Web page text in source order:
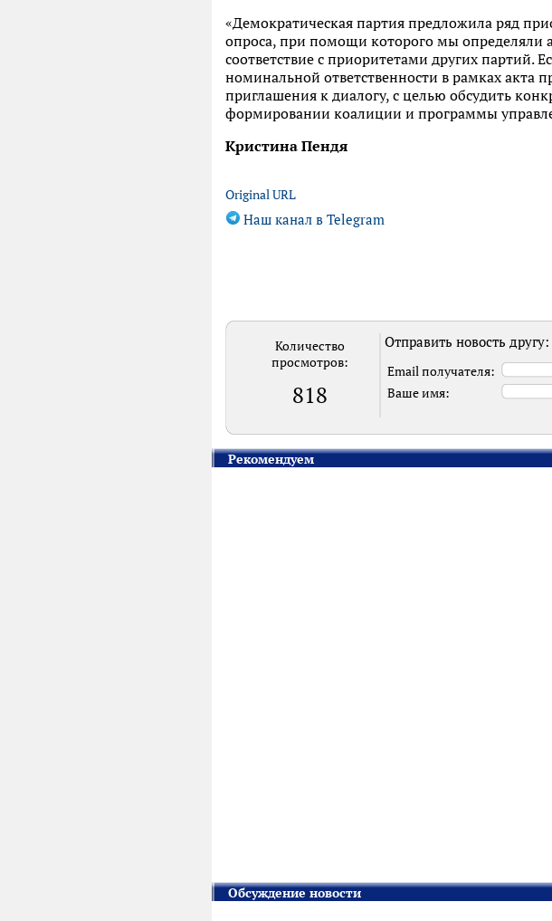
«Демократическая партия предложила ряд
опроса, при помощи которого мы определяли
соответствие с приоритетами других
номинальной ответственности в рамках
приглашения к диалогу, с целью обсудить
формировании коалиции и программы
Кристина Пендя
Original URL
Наш канал в Telegram
Количество
просмотров:
818
Отправить новость другу:
Email получателя:
Ваше имя:
Рекомендуем
Обсуждение новости